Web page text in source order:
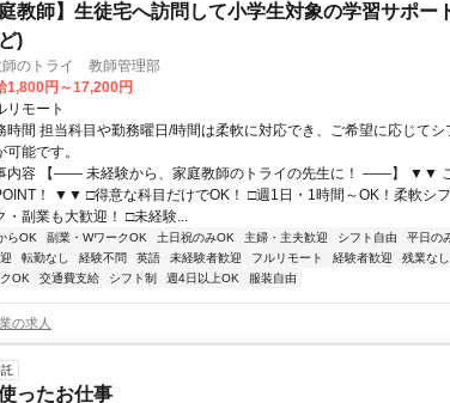
庭教師】生徒宅へ訪問して小学生対象の学習サポー
)
師のトライ 教師管理部
1,800円～17,200円
リモート
時間 担当科目や勤務曜日/時間は柔軟に対応でき、ご希望に応じてシ
可能です。
内容 【―― 未経験から、家庭教師のトライの先生に！ ――】 ▼▼
！ ▼▼ □得意な科目だけでOK！ □週1日・1時間～OK！柔軟シ
・副業も大歓迎！ □未経験...
らOK 副業・WワークOK 土日祝のみOK 主婦・主夫歓迎 シフト自由
平日の
転勤なし 経験不問 英語 未経験者歓迎 フルリモート 経験者歓迎 残業なし
OK
交通費支給 シフト制 週4日以上OK 服装自由
の求人
ったお仕事